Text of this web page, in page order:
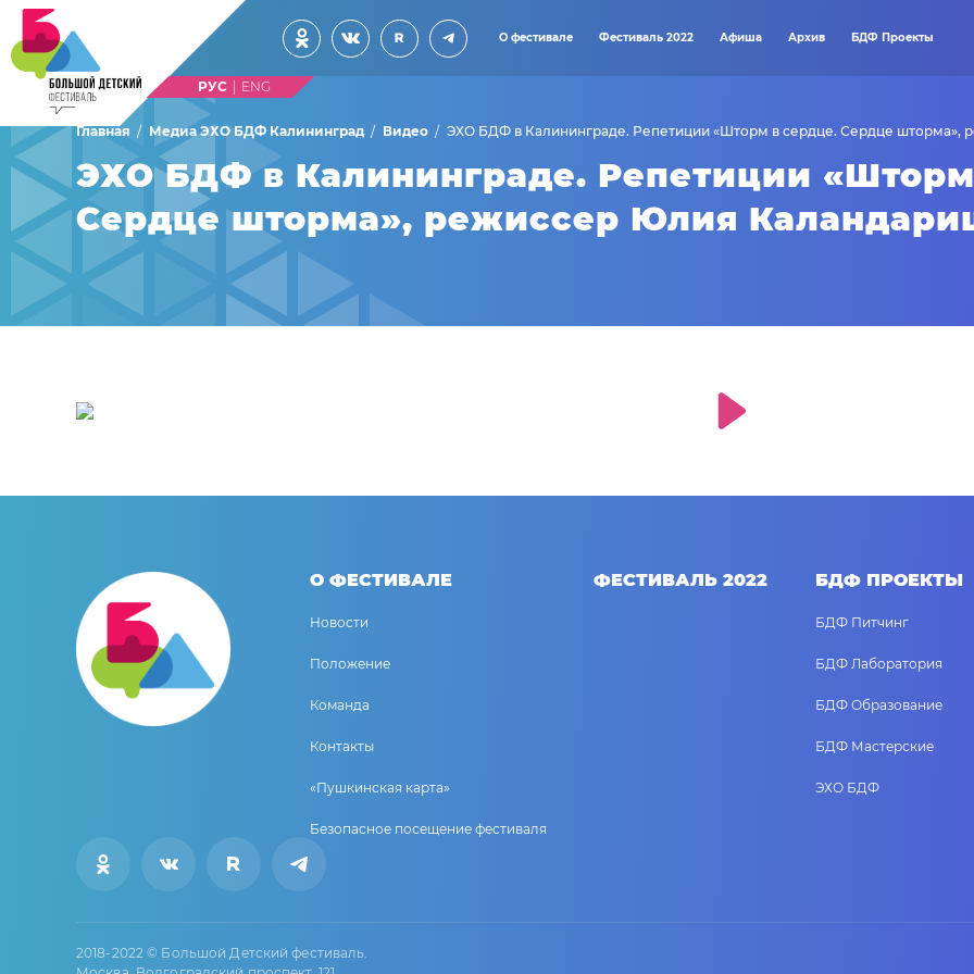
О фестивале Фестиваль 2022 Афиша Архив БДФ Проекты
Главная Медиа ЭХО БДФ Калининград Видео ЭХО БДФ в Калининграде. Репетиции «Шторм в сердце. Сердце шторма»,
ЭХО БДФ в Калининграде. Репетиции
Сердце шторма», режиссер Юлия
О ФЕСТИВАЛЕ
Новости
Положение
Команда
Контакты
«Пушкинская карта»
Безопасное посещение фестиваля
ФЕСТИВАЛЬ 2022 БДФ ПРОЕКТЫ
БДФ Питчинг
БДФ Лаборатория
БДФ Образование
БДФ Мастерские
ЭХО БДФ
2018-2022 © Большой Детский фестиваль.